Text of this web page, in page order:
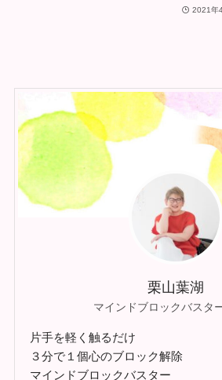
2021年
栗山葉湖
マインドブロックバスタ
片手を軽く触るだけ
３分で１個心のブロック解除
マインドブロックバスター